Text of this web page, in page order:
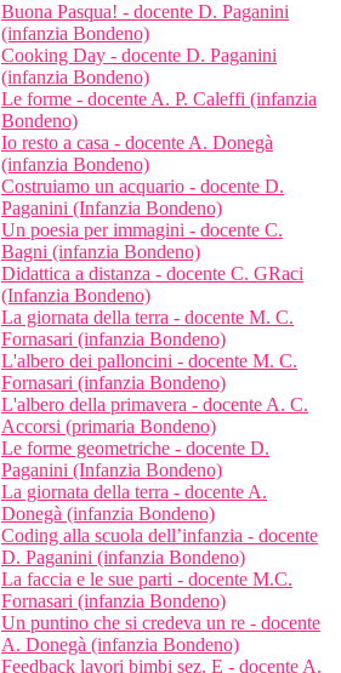
Buona Pasqua! - docente D. Paganini
(infanzia Bondeno)
Cooking Day - docente D. Paganini
(infanzia Bondeno)
Le forme - docente A. P. Caleffi (infanzia
Bondeno)
Io resto a casa - docente A. Donegà
(infanzia Bondeno)
Costruiamo un acquario - docente D.
Paganini (Infanzia Bondeno)
Un poesia per immagini - docente C.
Bagni (infanzia Bondeno)
Didattica a distanza - docente C. GRaci
(Infanzia Bondeno)
La giornata della terra - docente M. C.
Fornasari (infanzia Bondeno)
L'albero dei palloncini - docente M. C.
Fornasari (infanzia Bondeno)
L'albero della primavera - docente A. C.
Accorsi (primaria Bondeno)
Le forme geometriche - docente D.
Paganini (Infanzia Bondeno)
La giornata della terra - docente A.
Donegà (infanzia Bondeno)
Coding alla scuola dell’infanzia - docente
D. Paganini (infanzia Bondeno)
La faccia e le sue parti - docente M.C.
Fornasari (infanzia Bondeno)
Un puntino che si credeva un re - docente
A. Donegà (infanzia Bondeno)
Feedback lavori bimbi sez. E - docente A.